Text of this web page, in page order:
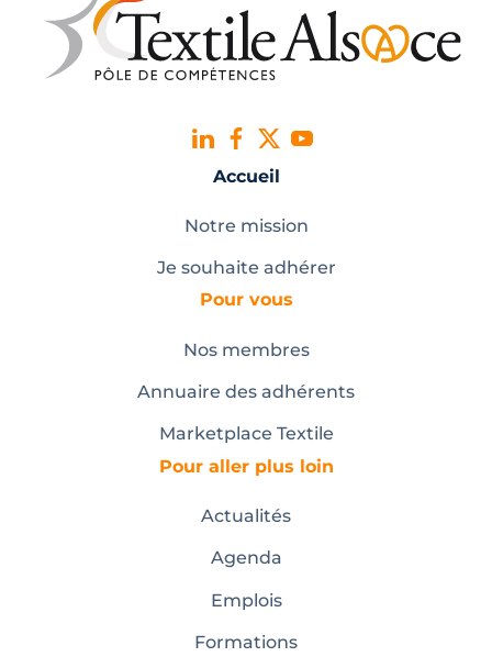
Accueil
Notre mission
Je souhaite adhérer
Pour vous
Nos membres
Annuaire des adhérents
Marketplace Textile
Pour aller plus loin
Actualités
Agenda
Emplois
Formations